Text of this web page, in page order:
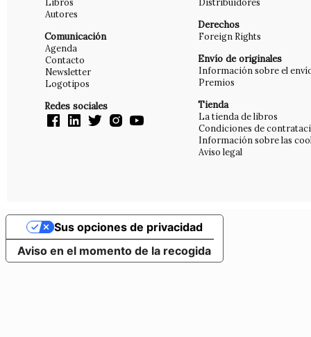
Libros
Autores
Comunicación
Agenda
Contacto
Newsletter
Logotipos
Redes sociales
Distribuidores
Derechos
Foreign Rights
Envío de originales
Información sobre el
Premios
Tienda
La tienda de libros
Condiciones de
Información sobre las
Aviso legal
Aviso en el momento de la recogida
Sus opciones de privacidad